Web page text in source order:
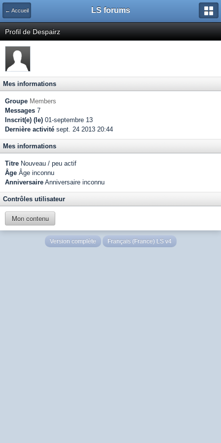
← Accueil LS forums
Profil de Despairz
Mes informations
Groupe Members
Messages 7
Inscrit(e) (le) 01-septembre 13
Dernière activité sept. 24 2013 20:44
Mes informations
Titre Nouveau / peu actif
Âge Âge inconnu
Anniversaire Anniversaire inconnu
Contrôles utilisateur
Mon contenu
Version complète Français (France) LS v4